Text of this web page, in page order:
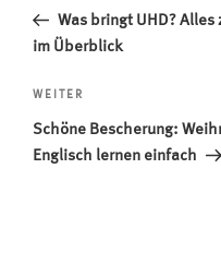
BeitragWas bringt UHD?
im Überblick
Nächster
Beitrag
WEITER
Schöne Bescherung:
Englisch lernen einfach